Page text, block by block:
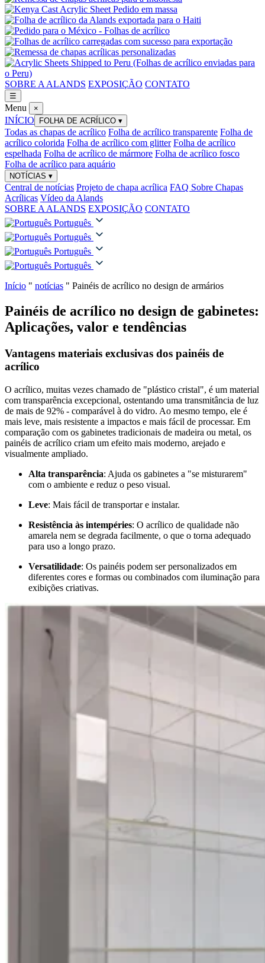
SOBRE A ALANDS EXPOSIÇÃO CONTATO
☰
Menu ×
INÍCIO FOLHA DE ACRÍLICO ▾
Todas as chapas de acrílico Folha de acrílico transparente Folha de
acrílico colorida Folha de acrílico com glitter Folha de acrílico
espelhada Folha de acrílico de mármore Folha de acrílico fosco
Folha de acrílico para aquário
NOTÍCIAS ▾
Central de notícias Projeto de chapa acrílica FAQ Sobre Chapas
Acrílicas Vídeo da Alands
SOBRE A ALANDS EXPOSIÇÃO CONTATO
Português
Português
Português
Português
Início " notícias " Painéis de acrílico no design de armários
Painéis de acrílico no design de gabinetes:
Aplicações, valor e tendências
Vantagens materiais exclusivas dos painéis de
acrílico
O acrílico, muitas vezes chamado de "plástico cristal", é um material
com transparência excepcional, ostentando uma transmitância de luz
de mais de 92% - comparável à do vidro. Ao mesmo tempo, ele é
mais leve, mais resistente a impactos e mais fácil de processar. Em
comparação com os gabinetes tradicionais de madeira ou metal, os
painéis de acrílico criam um efeito mais moderno, arejado e
visualmente ampliado.
Alta transparência: Ajuda os gabinetes a "se misturarem"
com o ambiente e reduz o peso visual.
Leve: Mais fácil de transportar e instalar.
Resistência às intempéries: O acrílico de qualidade não
amarela nem se degrada facilmente, o que o torna adequado
para uso a longo prazo.
Versatilidade: Os painéis podem ser personalizados em
diferentes cores e formas ou combinados com iluminação para
exibições criativas.